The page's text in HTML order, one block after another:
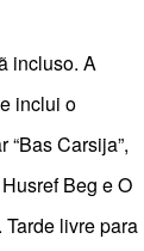
incluso. A
inclui o
“Bas Carsija”,
Beg e O
. Tarde livre para